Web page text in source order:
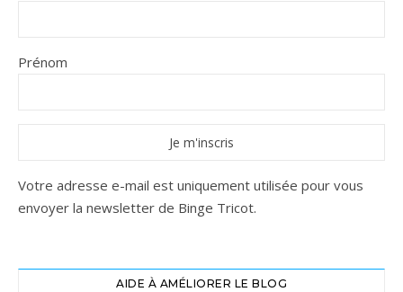
Prénom
Votre adresse e-mail est uniquement utilisée pour vous
envoyer la newsletter de Binge Tricot.
AIDE À AMÉLIORER LE BLOG